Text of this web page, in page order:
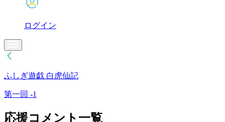
ログイン
ふしぎ遊戯 白虎仙記
第一回 -1
応援コメント一覧